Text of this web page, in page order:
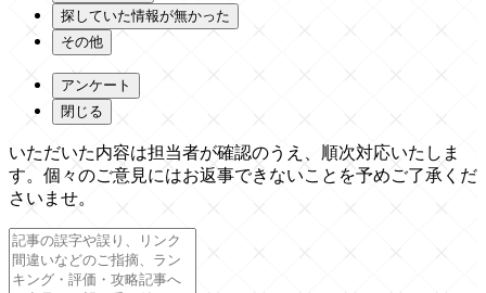
探していた情報が無かった
その他
アンケート
閉じる
いただいた内容は担当者が確認のうえ、順次対応いたしま
す。個々のご意見にはお返事できないことを予めご了承くだ
さいませ。